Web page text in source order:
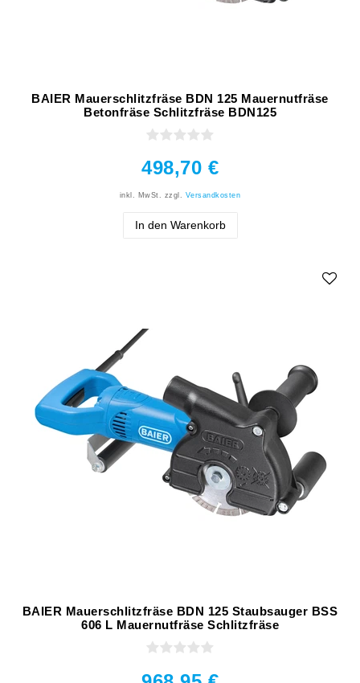
BAIER Mauerschlitzfräse BDN 125 Mauernutfräse
Betonfräse Schlitzfräse BDN125
498,70 €
inkl. MwSt. zzgl. Versandkosten
In den Warenkorb
BAIER Mauerschlitzfräse BDN 125 Staubsauger BSS
606 L Mauernutfräse Schlitzfräse